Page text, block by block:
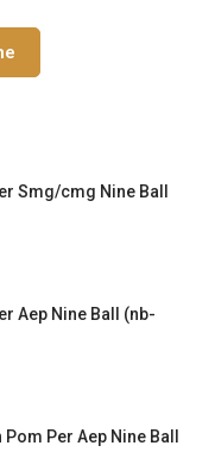
Smg/cmg Nine Ball
Aep Nine Ball (nb-
Per Aep Nine Ball